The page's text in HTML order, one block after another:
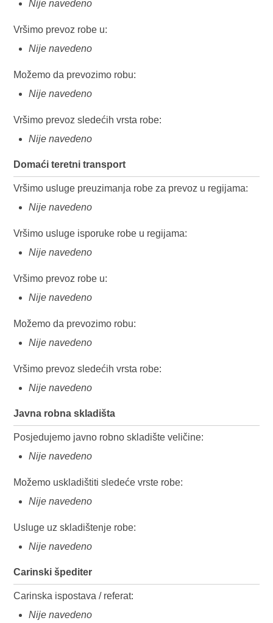
Nije navedeno
Vršimo prevoz robe u:
Nije navedeno
Možemo da prevozimo robu:
Nije navedeno
Vršimo prevoz sledećih vrsta robe:
Nije navedeno
Domaći teretni transport
Vršimo usluge preuzimanja robe za prevoz u regijama:
Nije navedeno
Vršimo usluge isporuke robe u regijama:
Nije navedeno
Vršimo prevoz robe u:
Nije navedeno
Možemo da prevozimo robu:
Nije navedeno
Vršimo prevoz sledećih vrsta robe:
Nije navedeno
Javna robna skladišta
Posjedujemo javno robno skladište veličine:
Nije navedeno
Možemo uskladištiti sledeće vrste robe:
Nije navedeno
Usluge uz skladištenje robe:
Nije navedeno
Carinski špediter
Carinska ispostava / referat:
Nije navedeno